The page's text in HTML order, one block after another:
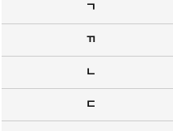
ㄱ
ㄲ
ㄴ
ㄷ